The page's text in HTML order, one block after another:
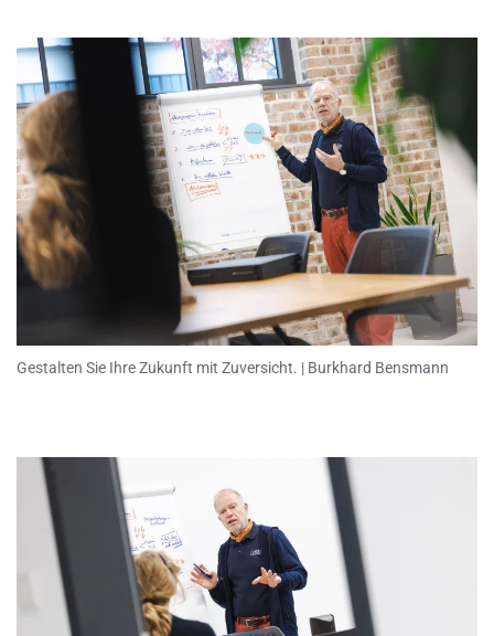
Gestalten Sie Ihre Zukunft mit Zuversicht. | Burkhard Bensmann